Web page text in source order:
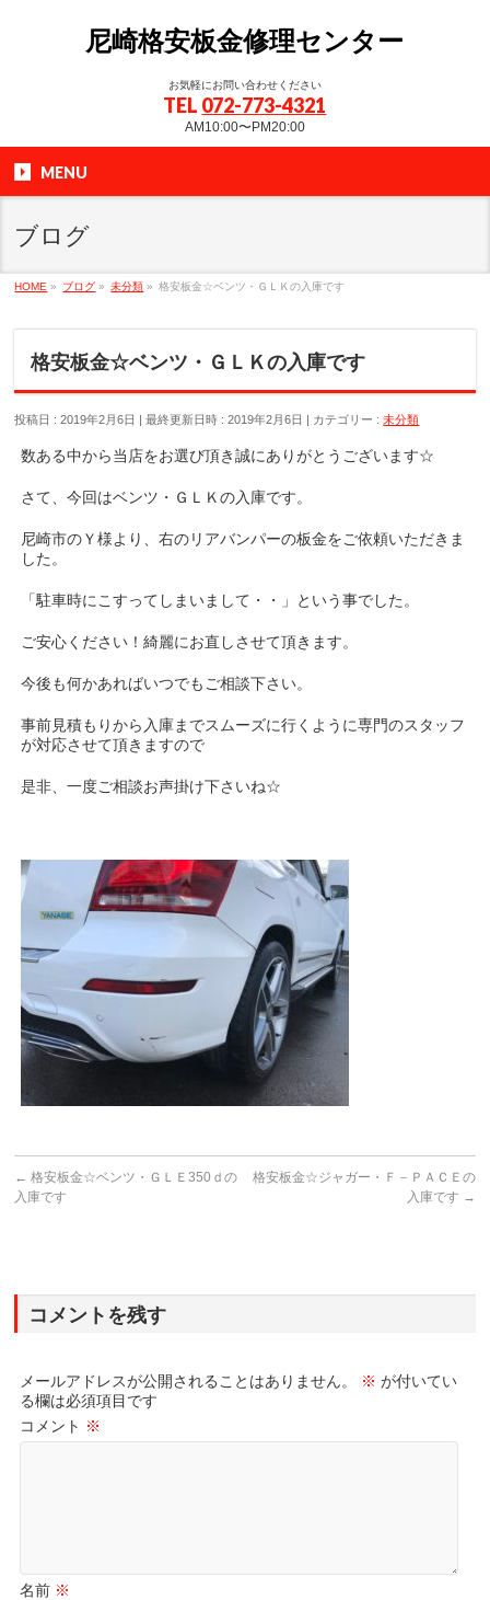
尼崎格安板金修理センター
お気軽にお問い合わせください
TEL 072-773-4321
AM10:00〜PM20:00
MENU
ブログ
HOME » ブログ » 未分類 » 格安板金☆ベンツ・ＧＬＫの入庫です
格安板金☆ベンツ・ＧＬＫの入庫です
投稿日 : 2019年2月6日 最終更新日時 : 2019年2月6日 カテゴリー :未分類
数ある中から当店をお選び頂き誠にありがとうございます☆
さて、今回はベンツ・ＧＬＫの入庫です。
尼崎市のＹ様より、右のリアバンパーの板金をご依頼いただきま
した。
「駐車時にこすってしまいまして・・」という事でした。
ご安心ください！綺麗にお直しさせて頂きます。
今後も何かあればいつでもご相談下さい。
事前見積もりから入庫までスムーズに行くように専門のスタッフ
が対応させて頂きますので
是非、一度ご相談お声掛け下さいね☆
← 格安板金☆ベンツ・ＧＬＥ350ｄの
入庫です
格安板金☆ジャガー・Ｆ－ＰＡＣＥの
入庫です →
コメントを残す
メールアドレスが公開されることはありません。 ※ が付いてい
る欄は必須項目です
コメント ※
名前 ※